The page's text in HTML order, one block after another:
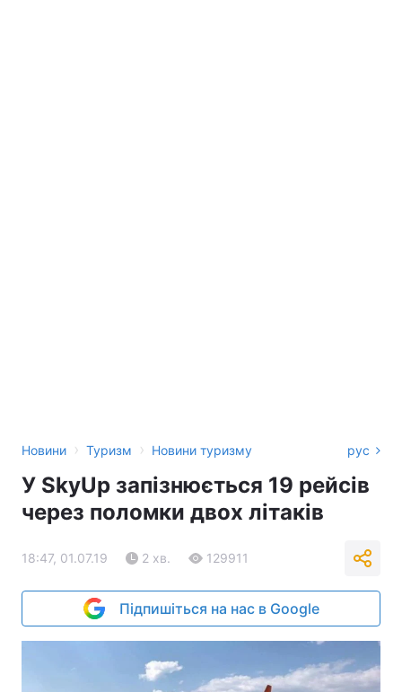
Новини › Туризм › Новини туризму рус
У SkyUp запізнюється 19 рейсів
через поломки двох літаків
18:47, 01.07.19 2 хв. 129911
Підпишіться на нас в Google